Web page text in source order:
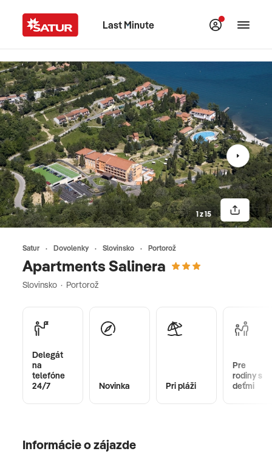
Last Minute
Satur Dovolenky Slovinsko Portorož
Apartments Salinera
Slovinsko · Portorož
1 z 15
Delegát
na
telefóne
24/7
Novinka Pri pláži
Pre
rodiny s
deťmi
Informácie o zájazde